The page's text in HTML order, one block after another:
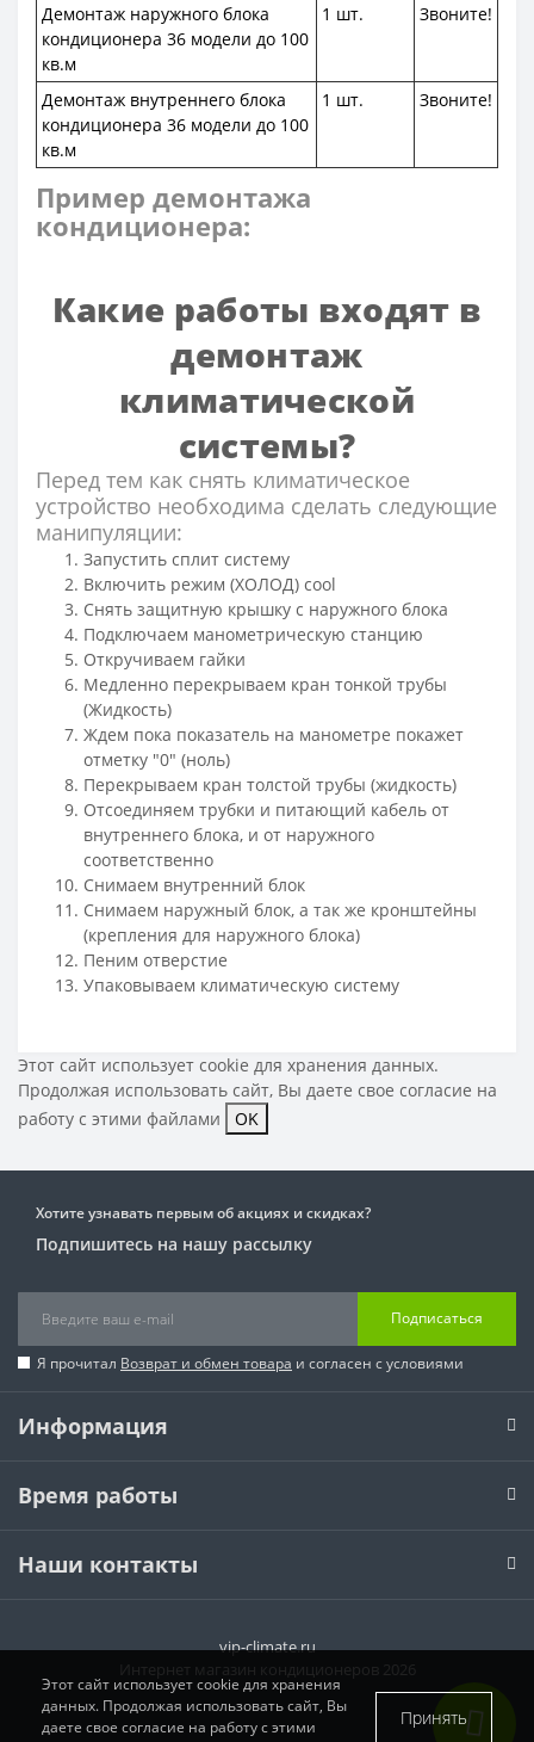
Демонтаж наружного блока
кондиционера 36 модели до 100
кв.м
1 шт. Звоните!
Демонтаж внутреннего блока
кондиционера 36 модели до 100
кв.м
1 шт. Звоните!
Пример демонтажа
кондиционера:
Какие работы входят в
демонтаж
климатической
системы?
Перед тем как снять климатическое
устройство необходима сделать следующие
манипуляции:
Запустить сплит систему
Включить режим (ХОЛОД) cool
Снять защитную крышку с наружного блока
Подключаем манометрическую станцию
Откручиваем гайки
Медленно перекрываем кран тонкой трубы
(Жидкость)
Ждем пока показатель на манометре покажет
отметку "0" (ноль)
Перекрываем кран толстой трубы (жидкость)
Отсоединяем трубки и питающий кабель от
внутреннего блока, и от наружного
соответственно
Снимаем внутренний блок
Снимаем наружный блок, а так же кронштейны
(крепления для наружного блока)
Пеним отверстие
Упаковываем климатическую систему
Этот сайт использует cookie для хранения данных.
Продолжая использовать сайт, Вы даете свое согласие на
работу с этими файлами
OK
Хотите узнавать первым об акциях и скидках?
Подпишитесь на нашу рассылку
Подписаться
Я прочитал Возврат и обмен товара и согласен с условиями
Информация
Время работы
Наши контакты
vip-climate.ru
Интернет магазин кондиционеров 2026
Этот сайт использует cookie для хранения
данных. Продолжая использовать сайт, Вы
даете свое согласие на работу с этими
Принять